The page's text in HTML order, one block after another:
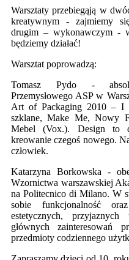
Warsztaty przebiegąją w
kreatywnym - zajmiemy
drugim – wykonawczym -
będziemy działać!
Warsztat poprowadzą:
Tomasz Pydo -
Przemysłowego ASP w
Art of Packaging 2010 – I
szklane, Make Me, Nowy
Mebel (Vox.). Design to
kreowanie czegoś nowego.
człowiek.
Katarzyna Borkowska -
Wzornictwa warszawskiej
na Politecnico di Milano. W
sobie funkcjonalność
estetycznych,
głównych zainteresowań
przedmioty codziennego